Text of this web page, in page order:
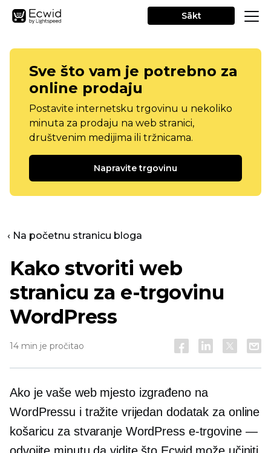
Sākt
Sve što vam je potrebno za
online prodaju
Postavite internetsku trgovinu u nekoliko
minuta za prodaju na web stranici,
društvenim medijima ili tržnicama.
Napravite trgovinu
‹ Na početnu stranicu bloga
Kako stvoriti web
stranicu za e-trgovinu
WordPress
14 min je pročitao
Ako je vaše web mjesto izgrađeno na
WordPressu i tražite vrijedan dodatak za online
košaricu za stvaranje WordPress e-trgovine —